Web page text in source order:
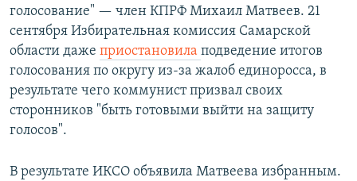
голосование" — член КПРФ Михаил Матвеев. 21
сентября Избирательная комиссия Самарской
области даже приостановила подведение итогов
голосования по округу из-за жалоб единоросса, в
результате чего коммунист призвал своих
сторонников "быть готовыми выйти на защиту
голосов".
В результате ИКСО объявила Матвеева избранным.